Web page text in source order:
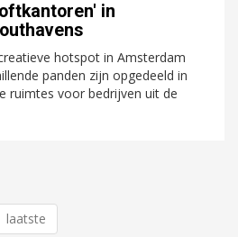
in
hotspot in Amsterdam
panden zijn opgedeeld in
ruimtes voor bedrijven uit de
laatste